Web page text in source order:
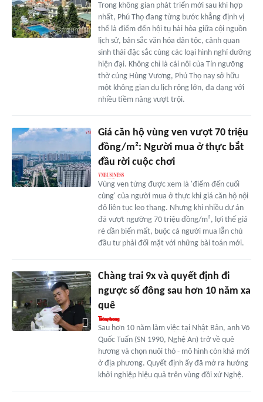
Trong không gian phát triển mới sau khi hợp
nhất, Phú Thọ đang từng bước khẳng định vị
thế là điểm đến hội tụ hài hòa giữa cội nguồn
lịch sử, bản sắc văn hóa dân tộc, cảnh quan
sinh thái đặc sắc cùng các loại hình nghỉ dưỡng
hiện đại. Không chỉ là cái nôi của Tín ngưỡng
thờ cúng Hùng Vương, Phú Thọ nay sở hữu
một không gian du lịch rộng lớn, đa dạng với
nhiều tiềm năng vượt trội.
Giá căn hộ vùng ven vượt 70 triệu
đồng/m²: Người mua ở thực bắt
đầu rời cuộc chơi
Vùng ven từng được xem là 'điểm đến cuối
cùng' của người mua ở thực khi giá căn hộ nội
đô liên tục leo thang. Nhưng khi nhiều dự án
đã vượt ngưỡng 70 triệu đồng/m², lợi thế giá
rẻ dần biến mất, buộc cả người mua lẫn chủ
đầu tư phải đối mặt với những bài toán mới.
Chàng trai 9x và quyết định đi
ngược số đông sau hơn 10 năm xa
quê
Sau hơn 10 năm làm việc tại Nhật Bản, anh Võ
Quốc Tuấn (SN 1990, Nghệ An) trở về quê
hương và chọn nuôi thỏ - mô hình còn khá mới
ở địa phương. Quyết định ấy đã mở ra hướng
khởi nghiệp hiệu quả trên vùng đồi xứ Nghệ.